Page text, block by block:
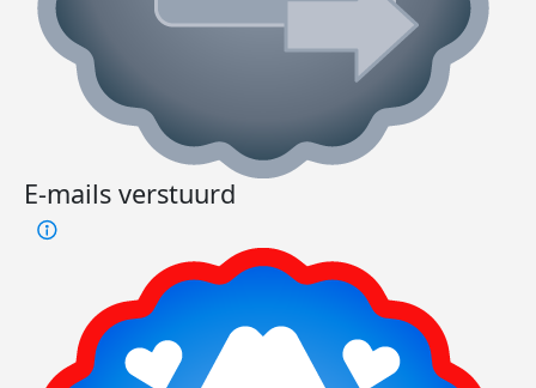
E-mails verstuurd